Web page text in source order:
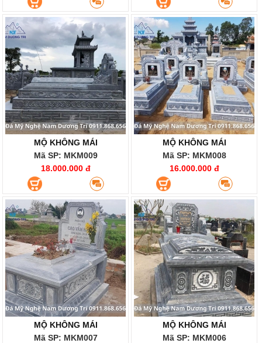
MỘ KHÔNG MÁI
Mã SP: MKM009
18.000.000 đ
MỘ KHÔNG MÁI
Mã SP: MKM008
16.000.000 đ
MỘ KHÔNG MÁI
Mã SP: MKM007
MỘ KHÔNG MÁI
Mã SP: MKM006